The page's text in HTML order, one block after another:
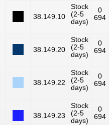
38.149.10
Stock
(2-5
days)
0
694
38.149.20
Stock
(2-5
days)
0
694
38.149.22
Stock
(2-5
days)
0
694
38.149.23
Stock
(2-5
days)
0
694